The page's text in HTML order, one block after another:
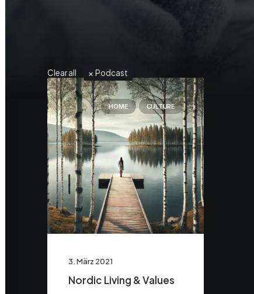
Clear all Podcast
HOME CULTURE
3. März 2021
Nordic Living & Values